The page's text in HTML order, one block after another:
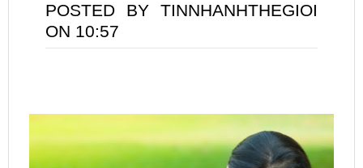
POSTED BY TINNHANHTHEGIOI
ON 10:57